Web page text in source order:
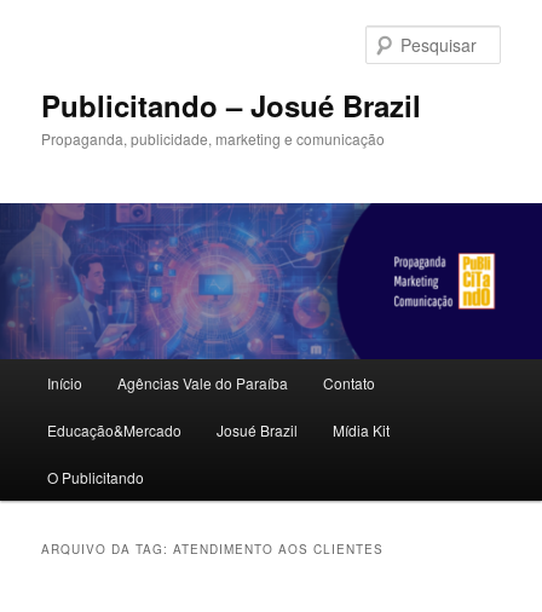
principal
secundárioPublicitando – Josué Brazil
Propaganda, publicidade, marketing e comunicação
principal
Início Agências Vale do Paraíba Contato
Educação&Mercado Josué Brazil Mídia Kit
O Publicitando
ARQUIVO DA TAG:ATENDIMENTO AOS CLIENTES